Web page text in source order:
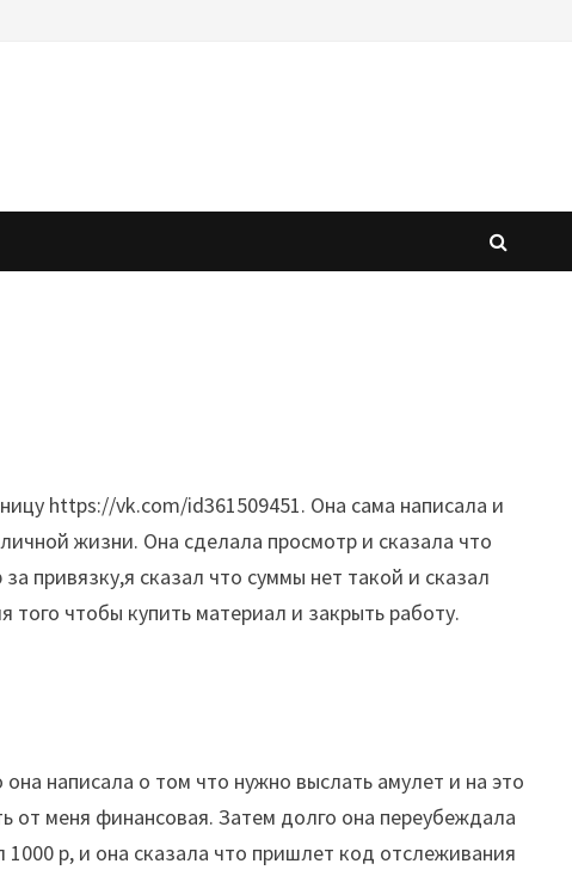
https://vk.com/id361509451. Она сама написала и
жизни. Она сделала просмотр и сказала что
привязку,я сказал что суммы нет такой и сказал
чтобы купить материал и закрыть работу.
написала о том что нужно выслать амулет и на это
от меня финансовая. Затем долго она переубеждала
р, и она сказала что пришлет код отслеживания